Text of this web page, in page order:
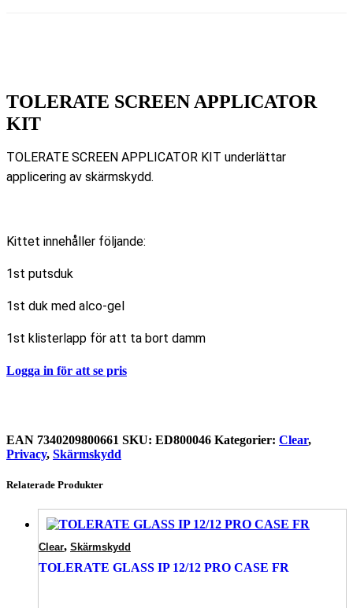
TOLERATE SCREEN APPLICATOR
KIT
TOLERATE SCREEN APPLICATOR KIT underlättar
applicering av skärmskydd.
Kittet innehåller följande:
1st putsduk
1st duk med alco-gel
1st klisterlapp för att ta bort damm
Logga in för att se pris
EAN 7340209800661 SKU: ED800046 Kategorier: Clear,
Privacy, Skärmskydd
Relaterade Produkter
Clear, Skärmskydd
TOLERATE GLASS IP 12/12 PRO CASE FR